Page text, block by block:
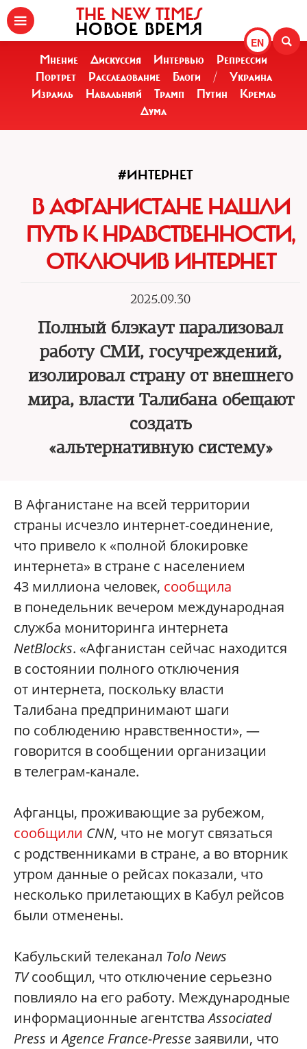
EN
THE NEW TIMES
НОВОЕ ВРЕМЯ
Мнение Дискуссия Интервью
Репрессии
Портрет
Расследование Блоги /
Украина
Израиль
Навальный Трамп Путин
Кремль
Дума
#ИНТЕРНЕТ
В АФГАНИСТАНЕ НАШЛИ
ПУТЬ К НРАВСТВЕННОСТИ,
ОТКЛЮЧИВ ИНТЕРНЕТ
2025.09.30
Полный блэкаут парализовал
работу СМИ, госучреждений,
изолировал страну от внешнего
мира, власти Талибана обещают
создать
«альтернативную систему»
В Афганистане на всей территории
страны исчезло интернет-соединение,
что привело к «полной блокировке
интернета» в стране с населением
43 миллиона человек, сообщила
в понедельник вечером международная
служба мониторинга интернета
NetBlocks. «Афганистан сейчас находится
в состоянии полного отключения
от интернета, поскольку власти
Талибана предпринимают шаги
по соблюдению нравственности», —
говорится в сообщении организации
в телеграм-канале.
Афганцы, проживающие за рубежом,
сообщили CNN, что не могут связаться
с родственниками в стране, а во вторник
утром данные о рейсах показали, что
несколько прилетающих в Кабул рейсов
были отменены.
Кабульский телеканал Tolo News
TVсообщил, что отключение серьезно
повлияло на его работу. Международные
информационные агентстваAssociated
Press иAgence France-Presseзаявили, что